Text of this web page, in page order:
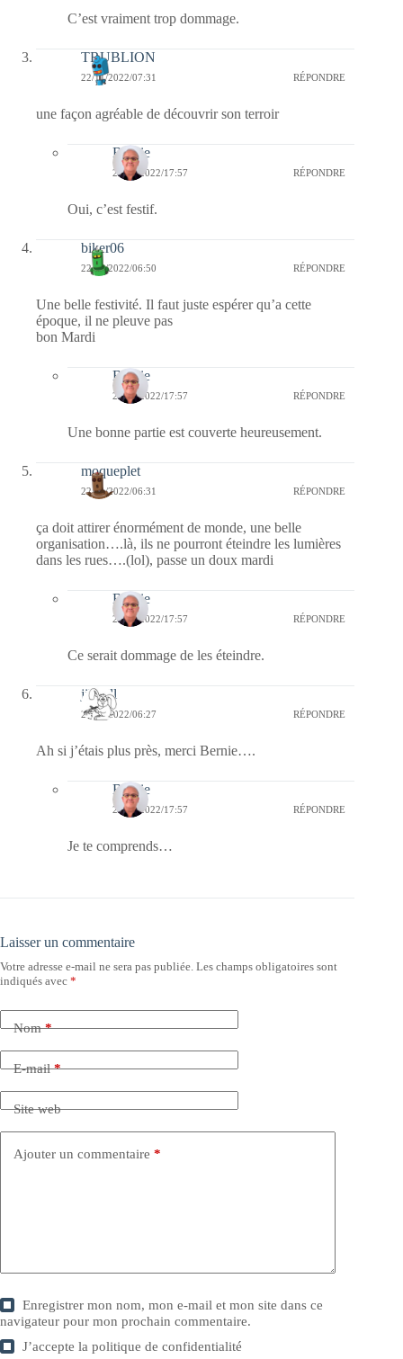
C’est vraiment trop dommage.
TRUBLION
22/11/2022/07:31 RÉPONDRE
une façon agréable de découvrir son terroir
Bernie
22/11/2022/17:57 RÉPONDRE
Oui, c’est festif.
biker06
22/11/2022/06:50 RÉPONDRE
Une belle festivité. Il faut juste espérer qu’a cette
époque, il ne pleuve pas
bon Mardi
Bernie
22/11/2022/17:57 RÉPONDRE
Une bonne partie est couverte heureusement.
moqueplet
22/11/2022/06:31 RÉPONDRE
ça doit attirer énormément de monde, une belle
organisation….là, ils ne pourront éteindre les lumières
dans les rues….(lol), passe un doux mardi
Bernie
22/11/2022/17:57 RÉPONDRE
Ce serait dommage de les éteindre.
jill bill
22/11/2022/06:27 RÉPONDRE
Ah si j’étais plus près, merci Bernie….
Bernie
22/11/2022/17:57 RÉPONDRE
Je te comprends…
Laisser un commentaire
Votre adresse e-mail ne sera pas publiée. Les champs obligatoires sont
indiqués avec *
Nom*
E-mail*
Site web
Ajouter un commentaire *
Enregistrer mon nom, mon e-mail et mon site dans ce
navigateur pour mon prochain commentaire.
J’accepte lapolitique de confidentialité